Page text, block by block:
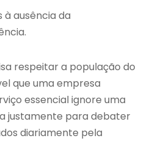
ausência da
respeitar a população do
que uma empresa
essencial ignore uma
justamente para debater
diariamente pela